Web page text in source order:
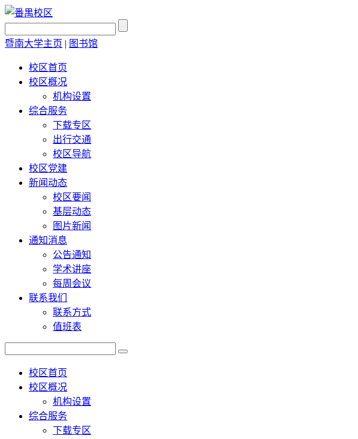
暨南大学主页 | 图书馆
校区首页
校区概况
机构设置
综合服务
下载专区
出行交通
校区导航
校区党建
新闻动态
校区要闻
基层动态
图片新闻
通知消息
公告通知
学术讲座
每周会议
联系我们
联系方式
值班表
校区首页
校区概况
机构设置
综合服务
下载专区